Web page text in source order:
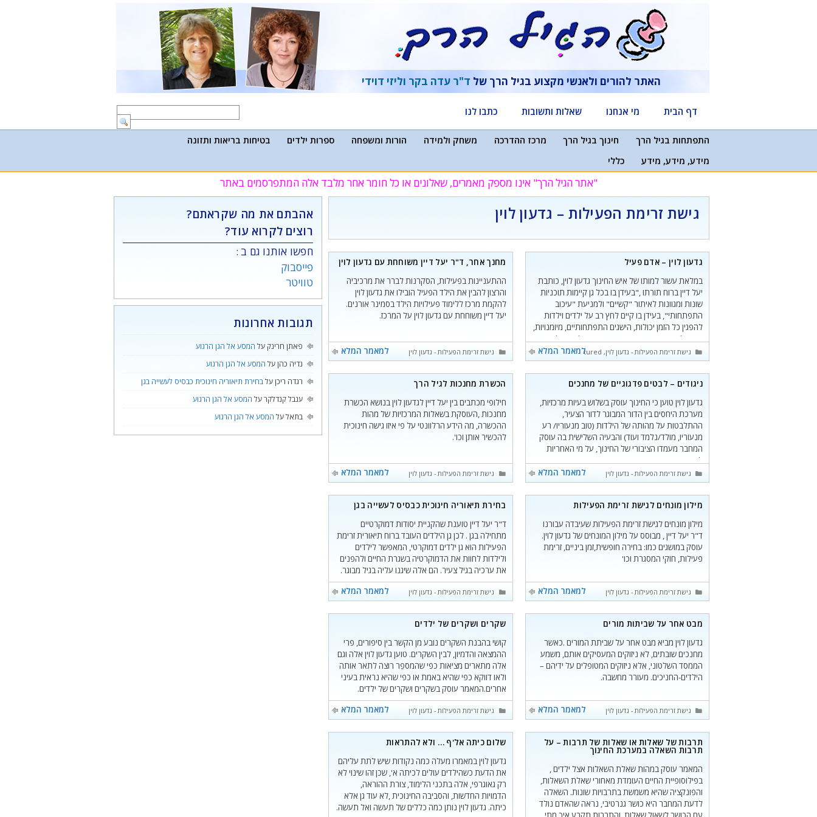
האתר להורים ולאנשי מקצוע בגיל הרך של ד"ר עדה בקר וליזי דוידי
דף הבית מי אנחנו שאלות ותשובות כתבו לנו
התפתחות בגיל הרך חינוך בגיל הרך מרכז ההדרכה משחק ולמידה הורות ומשפחה ספרות ילדים
בטיחות בריאות ותזונה
מידע, מידע, מידע
כללי
"אתר הגיל הרך" אינו מספק מאמרים, שאלונים או כל חומר אחר מלבד אלה המתפרסמים באתר
גישת זרימת הפעילות – גדעון לוין
גדעון לוין – אדם פעיל
במלאת עשור למותו של איש החינוך גדעון לוין, כותבת
יעל דיין ברוח תורתו ,"בעידן בו בכל גן קיימות תוכניות
שונות ומגוונות לאיתור "קשיים" ולמניעת "עיכוב
התפתחותי", בעידן בו קיים לחץ רב על ילדים וילדות
להפגין כל הזמן יכולות, הישגים התפתחותיים, מיומנויות,
חשוב להדגיש שוב ושוב את חשיבותה של הפעילות".
למאמר המלא
קטגוריות
גישת זרימת הפעילות - גדעון לוין,
featured
מחנך אחר, ד"ר יעל דיין משוחחת עם גדעון לוין
ההתעניינות בפעילות, הסקרנות לברר את מרכיביה
והרצון להבין את הילד הפעיל הובילו את גדעון לוין
להקמת מרכז ללימוד פעילויות הילד בסמינר אורנים.
יעל דיין משוחחת עם גדעון לוין על המרכז.
למאמר המלא קטגוריות
גישת זרימת הפעילות - גדעון לוין
ניגודים – לבטים פדגוגיים של מחנכים
גדעון לוין טוען כי החינוך עוסק בשלוש בעיות מרכזיות,
מערכת היחסים בין הדור המבוגר לדור הצעיר,
ההתלבטות על מהותה של הילדות (טוב מנעוריו/ רע
מנעוריו, מולד/נלמד ועוד) והבעיה השלישית בה עוסק
המחבר מעמדו הציבורי של החינוך, על מי האחריות
לחינוך ההורים או המדינה.
למאמר המלא
קטגוריות
גישת זרימת הפעילות - גדעון לוין
הכשרת מחנכות לגיל הרך
חילופי מכתבים בין יעל דיין לגדעון לוין בנושא הכשרת
מחנכות ,העוסקת בשאלות המרכזיות של מהות
ההכשרה, מה הידע הרלוונטי על פי איזו גישה חינוכית
להכשיר אותן וכו'.
למאמר המלא קטגוריות
גישת זרימת הפעילות - גדעון לוין
מילון מונחים לגישת זרימת הפעילות
מילון מונחים לגישת זרימת הפעילות שעיבדה עבורנו
ד"ר יעל דיין , מבוסס על מילון המונחים של גדעון לוין.
עוסק במושגים כמו: בחירה חופשית,זמן ביניים, זרימת
פעילות, חוקי המסגרת וכו'
למאמר המלא קטגוריות
גישת זרימת הפעילות - גדעון לוין
בחירת תיאוריה חינוכית כבסיס לעשייה בגן
ד"ר יעל דיין טוענת שהקניית יסודות דמוקרטיים
מתחילה בגן . לכן גן הילדים העובד ברוח תיאורית זרימת
הפעילות הוא גן ילדים דמוקרטי, המאפשר לילדים
ולילדות לחוות את הדמוקרטיה בשגרת החיים ולהפנים
את ערכיה בגיל צעיר. הם אלה שיגנו עליה בגיל מבוגר.
למאמר המלא
קטגוריות
גישת זרימת הפעילות - גדעון לוין
מבט אחר על שביתות מורים
גדעון לוין מביא מבט אחר על שביתת המורים .כאשר
מחנכים שובתים, לא ניזוקים המעסיקים אותם, משמע
הממסד השלטוני, אלא ניזוקים המטופלים על ידיהם –
הילדים-החניכים. מעורר מחשבה.
למאמר המלא קטגוריות
גישת זרימת הפעילות - גדעון לוין
שקרים ושקרים של ילדים
קושי בהבנת השקרים נובע מן הקשר בין סיפורים, פרי
ההמצאה והדמיון, לבין השקרים. טוען גדעון לוין אלה וגם
אלה מתארים מציאות כפי שהמספֵר רוצה לתאר אותה
ולאו דווקא כפי שהיא באמת או כפי שהיא נראית בעיני
אחרים.המאמר עוסק בשקרים ושקרים של ילדים.
למאמר המלא
קטגוריות
גישת זרימת הפעילות - גדעון לוין
תרבות של שאלות או שאלות של תרבות – על
תרבות השאלה במערכת החינוך
המאמר עוסק במהות שאלת השאלות אצל ילדים ,
בפילוסופיית החיים העומדת מאחורי שאלת השאלות,
והפונקציה שהיא משמשת בתרבויות שונות. השאלה
לדעת המחבר היא כושר גנרטיבי, נראה שהאדם נולד
שלום כיתה אל'ף … ולא להתראות
גדעון לוין במאמרו מעלה כמה נקודות שיש לתת עליהם
את הדעת כשהילדים עולים לכיתה א', שכן זהו שינוי לא
רק גאוגרפי, אלה בתכני הלימוד, צורת ההוראה,
הדמויות החדשות, והסביבה החינוכית ,לא עוד גן אלא
כיתה. גדעון לוין נותן כמה כללים של תעשה ואל תעשה.
אהבתם את מה שקראתם?
רוצים לקרוא עוד?
חפשו אותנו גם ב :
פייסבוק
טוויטר
תגובות אחרונות
פאתן חרינק על המסע אל הגן הרגוע
נדיה כהןעל המסע אל הגן הרגוע
רגדה ריכןעלבחירת תיאוריה חינוכית כבסיס לעשייה בגן
ענבל קנדלקרעל המסע אל הגן הרגוע
בתאלעל המסע אל הגן הרגוע